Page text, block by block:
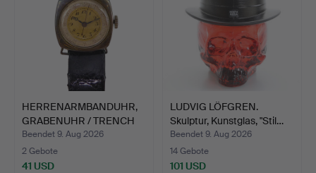
HERRENARMBANDUHR,
GRABENUHR / TRENCH
WATCH…
Beendet 9. Aug 2026
2 Gebote
41 USD
LUDVIG LÖFGREN.
Skulptur, Kunstglas, "Stil…
Beendet 9. Aug 2026
14 Gebote
101 USD